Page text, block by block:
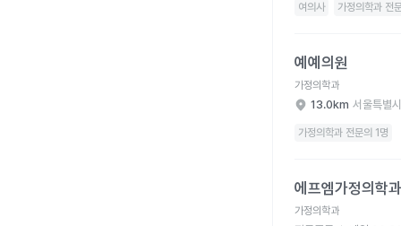
여의사 가정의학과 전
예예의원
가정의학과
13.0km 서울특별
가정의학과 전문의 1명
에프엠가정의학
가정의학과